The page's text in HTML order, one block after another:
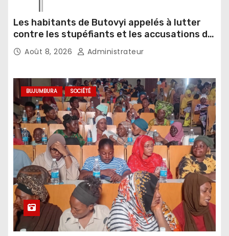
Les habitants de Butovyi appelés à lutter
contre les stupéfiants et les accusations de
sorcellerie
Août 8, 2026 Administrateur
BUJUMBURA SOCIÉTÉ